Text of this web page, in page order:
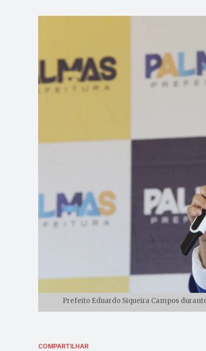
Prefeito Eduardo Siqueira Campos
COMPARTILHAR